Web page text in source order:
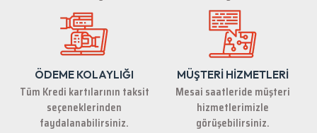
ÖDEME KOLAYLIĞI
Tüm Kredi kartılarının taksit
seçeneklerinden
faydalanabilirsiniz.
MÜŞTERİ HİZMETLERİ
Mesai saatleride müşteri
hizmetlerimizle
görüşebilirsiniz.